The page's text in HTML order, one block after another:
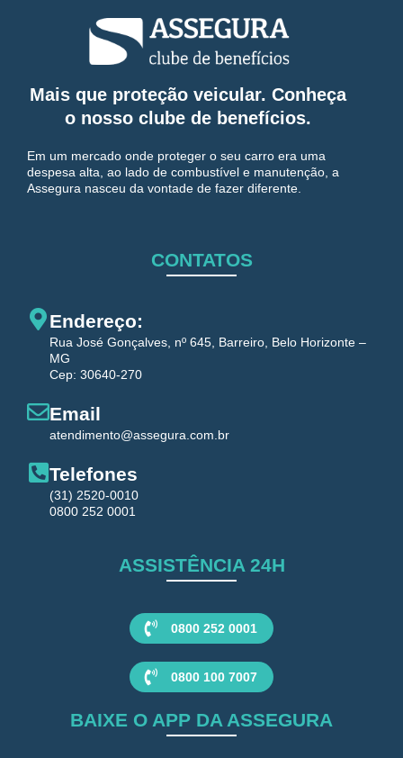
Mais que proteção veicular. Conheça
o nosso clube de benefícios.
Em um mercado onde proteger o seu carro era uma
despesa alta, ao lado de combustível e manutenção, a
Assegura nasceu da vontade de fazer diferente.
CONTATOS
Endereço:
Rua José Gonçalves, nº 645, Barreiro, Belo Horizonte –
MG
Cep: 30640-270
Email
atendimento@assegura.com.br
Telefones
(31) 2520-0010
0800 252 0001
ASSISTÊNCIA 24H
0800 252 0001
0800 100 7007
BAIXE O APP DA ASSEGURA